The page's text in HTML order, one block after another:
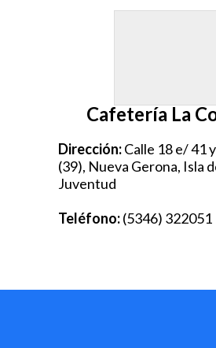
Cafetería La
Dirección:Calle 18 e/ 41
(39), Nueva Gerona, Isla
Juventud
Teléfono:(5346) 322051